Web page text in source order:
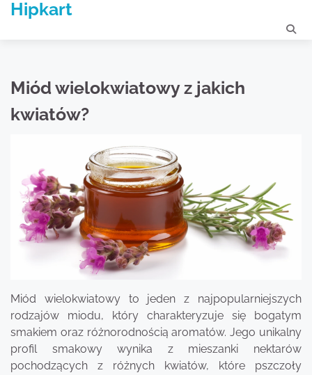
SkipHipkart
Miód wielokwiatowy z jakich
kwiatów?
Miód wielokwiatowy to jeden z najpopularniejszych
rodzajów miodu, który charakteryzuje się bogatym
smakiem oraz różnorodnością aromatów. Jego unikalny
profil smakowy wynika z mieszanki nektarów
pochodzących z różnych kwiatów, które pszczoły